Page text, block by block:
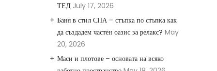
ТЕД July 17, 2026
Баня в стил СПА – стъпка по стъпка как
да създадем частен оазис за релакс? May
20, 2026
Маси и плотове – основата на всяко